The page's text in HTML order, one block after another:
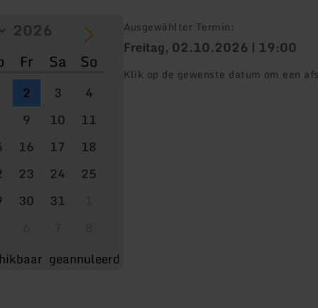
Fr Sa So
2 3
4
9 10
11
16 17
18
23 24
25
30 31
geannuleerd
Ausgewählter Termin:
Freitag, 02.10.2026 | 19:00
Klik op de gewenste datum om een